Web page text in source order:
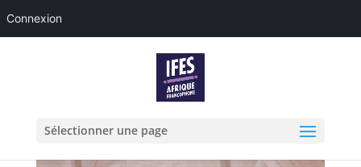
Connexion
Sélectionner une page